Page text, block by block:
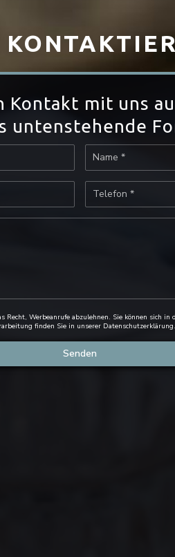
Kontakt mit uns
untenstehende
Recht, Werbeanrufe abzulehnen. Sie können sich
finden Sie in unserer Datenschutzerklärung.